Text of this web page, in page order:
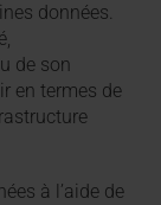
données.
de son
en termes de
à l’aide de